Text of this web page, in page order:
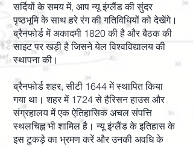
सर्दियों के समय में, आप न्यू इंग्लैंड की सुंदर
पृष्ठभूमि के साथ हरे रंग की गतिविधियों को देखेंगे।
ब्रैनफोर्ड में अकादमी 1820 की है और बैठक की
साइट पर खड़ी है जिसने येल विश्वविद्यालय की
स्थापना की।
ब्रैनफोर्ड शहर, सीटी 1644 में स्थापित किया
गया था। शहर में 1724 से हैरिसन हाउस और
संग्रहालय में एक ऐतिहासिक अचल संपत्ति
स्थलचिह्न भी शामिल है। न्यू इंग्लैंड के इतिहास के
इस टुकड़े का भ्रमण करें और उनकी अवधि के